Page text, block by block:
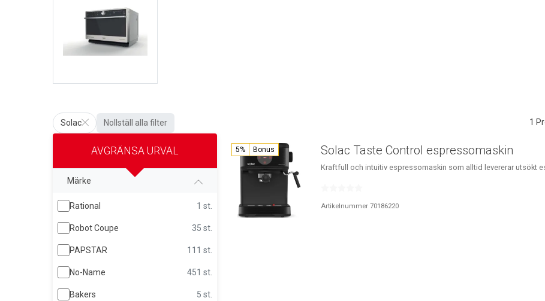
Solac Nollställ alla filter 1
AVGRÄNSA URVAL
Märke
Rational 1 st.
Robot Coupe 35 st.
PAPSTAR 111 st.
No-Name 451 st.
Bakers 5 st.
5% Bonus Solac Taste Control espressomaskin
Kraftfull och intuitiv espressomaskin som alltid levererar utsökt
Artikelnummer 70186220